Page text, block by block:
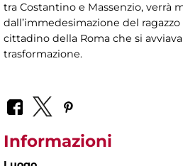
tra Costantino e Massenzio, verrà
dall’immedesimazione del
cittadino della Roma che si
trasformazione.
Informazioni